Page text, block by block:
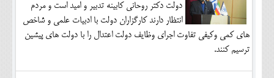
دولت دکتر روحانی کابینه تدبیر و امید است و مردم
انتظار دارند کارگزاران دولت با ادبیات علمی و شاخص
های کمی وکیفی تفاوت اجرای وظایف دولت اعتدال را با دولت های پیشین
ترسیم کنند.